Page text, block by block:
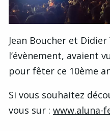
Jean Boucher et
l’évènement, avaient
pour fêter ce 10ème
Si vous souhaitez
vous sur : www.aluna-